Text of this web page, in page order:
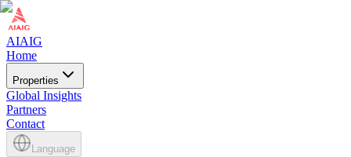
AIAIG
Home
Properties
Global Insights
Partners
Contact
Language